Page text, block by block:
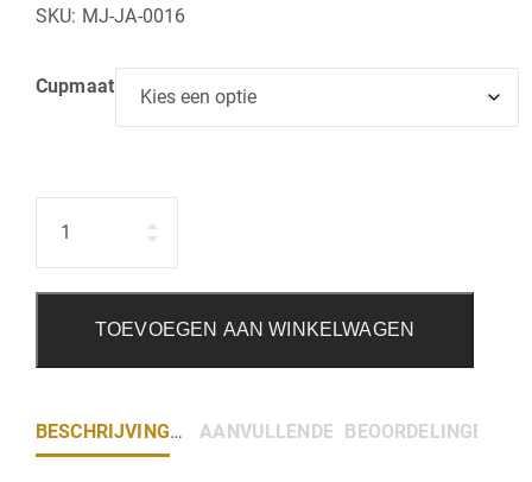
SKU: MJ-JA-0016
Cupmaat
TOEVOEGEN AAN WINKELWAGEN
BESCHRIJVING AANVULLENDE INFORMATIE
BEOORDELINGEN (0)